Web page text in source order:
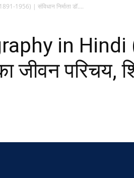
1956) | संविधान निर्माता डॉ....
in Hindi
जीवन परिचय,